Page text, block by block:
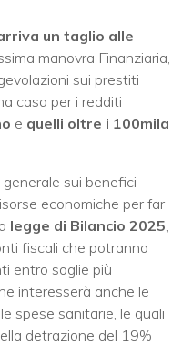
un taglio alle
manovra Finanziaria,
sui prestiti
casa per i redditi
e quelli oltre i 100mila
sui benefici
economiche per far
legge di Bilancio 2025
fiscali che potranno
entro soglie più
interesserà anche le
spese sanitarie, le quali
detrazione del 19%